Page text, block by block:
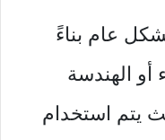
عام بناءً
أو الهندسة
يتم استخدام